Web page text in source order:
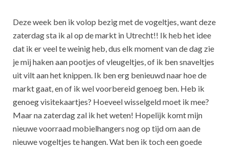
Deze week ben ik volop bezig met de vogeltjes, want deze
zaterdag sta ik al op de markt in Utrecht!! Ik heb het idee
dat ik er veel te weinig heb, dus elk moment van de dag zie
je mij haken aan pootjes of vleugeltjes, of ik ben snaveltjes
uit vilt aan het knippen. Ik ben erg benieuwd naar hoe de
markt gaat, en of ik wel voorbereid genoeg ben. Heb ik
genoeg visitekaartjes? Hoeveel wisselgeld moet ik mee?
Maar na zaterdag zal ik het weten! Hopelijk komt mijn
nieuwe voorraad mobielhangers nog op tijd om aan de
nieuwe vogeltjes te hangen. Wat ben ik toch een goede